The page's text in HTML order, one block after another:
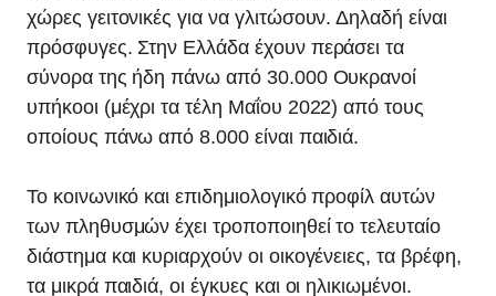
χώρες γειτονικές για να γλιτώσουν. Δηλαδή είναι
πρόσφυγες. Στην Ελλάδα έχουν περάσει τα
σύνορα της ήδη πάνω από 30.000 Ουκρανοί
υπήκοοι (μέχρι τα τέλη Μαΐου 2022) από τους
οποίους πάνω από 8.000 είναι παιδιά.
Το κοινωνικό και επιδημιολογικό προφίλ αυτών
των πληθυσμών έχει τροποποιηθεί το τελευταίο
διάστημα και κυριαρχούν οι οικογένειες, τα βρέφη,
τα μικρά παιδιά, οι έγκυες και οι ηλικιωμένοι.